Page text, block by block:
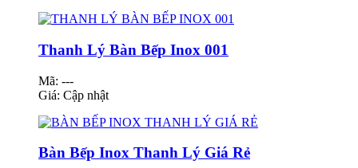
Thanh Lý Bàn Bếp Inox 001
Mã: ---
Giá: Cập nhật
Bàn Bếp Inox Thanh Lý Giá Rẻ